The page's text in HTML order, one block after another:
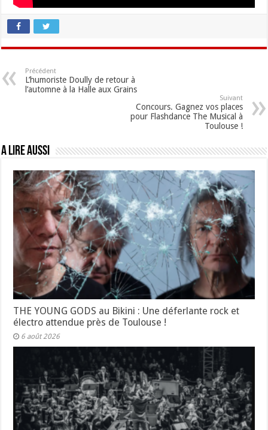
Précédent
L’humoriste Doully de retour à
l’automne à la Halle aux Grains
Suivant
Concours. Gagnez vos places
pour Flashdance The Musical à
Toulouse !
A lire aussi
THE YOUNG GODS au Bikini : Une déferlante rock et
électro attendue près de Toulouse !
6 août 2026